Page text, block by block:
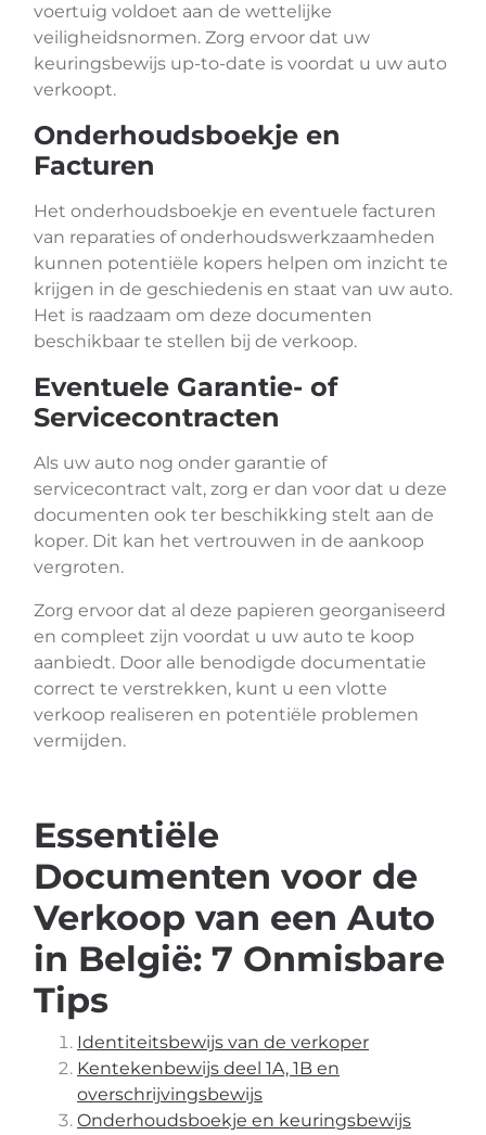
voertuig voldoet aan de wettelijke
veiligheidsnormen. Zorg ervoor dat uw
keuringsbewijs up-to-date is voordat u uw auto
verkoopt.
Onderhoudsboekje en
Facturen
Het onderhoudsboekje en eventuele facturen
van reparaties of onderhoudswerkzaamheden
kunnen potentiële kopers helpen om inzicht te
krijgen in de geschiedenis en staat van uw auto.
Het is raadzaam om deze documenten
beschikbaar te stellen bij de verkoop.
Eventuele Garantie- of
Servicecontracten
Als uw auto nog onder garantie of
servicecontract valt, zorg er dan voor dat u deze
documenten ook ter beschikking stelt aan de
koper. Dit kan het vertrouwen in de aankoop
vergroten.
Zorg ervoor dat al deze papieren georganiseerd
en compleet zijn voordat u uw auto te koop
aanbiedt. Door alle benodigde documentatie
correct te verstrekken, kunt u een vlotte
verkoop realiseren en potentiële problemen
vermijden.
Essentiële
Documenten voor de
Verkoop van een Auto
in België: 7 Onmisbare
Tips
Identiteitsbewijs van de verkoper
Kentekenbewijs deel 1A, 1B en
overschrijvingsbewijs
Onderhoudsboekje en keuringsbewijs